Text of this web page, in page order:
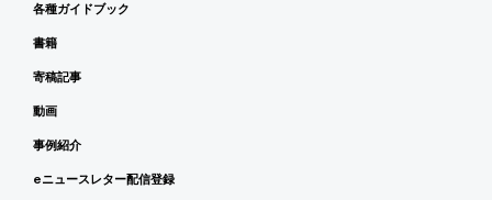
各種ガイドブック
書籍
寄稿記事
動画
事例紹介
eニュースレター配信登録